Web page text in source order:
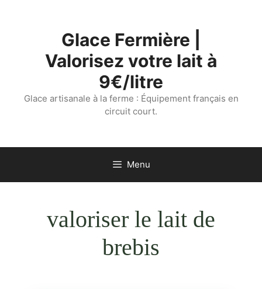
Glace Fermière |
Valorisez votre lait à
9€/litre
Glace artisanale à la ferme : Équipement français en
circuit court.
Menu
valoriser le lait de
brebis